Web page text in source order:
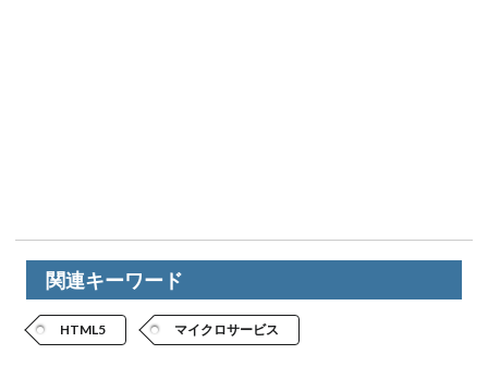
関連キーワード
HTML5 マイクロサービス